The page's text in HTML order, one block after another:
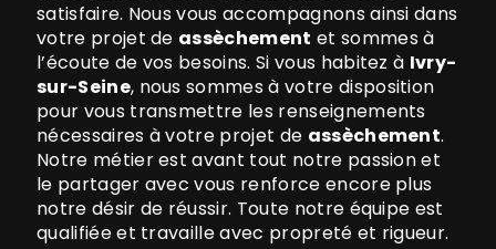
satisfaire. Nous vous accompagnons ainsi dans
votre projet de assèchement et sommes à
l’écoute de vos besoins. Si vous habitez à Ivry-
sur-Seine, nous sommes à votre disposition
pour vous transmettre les renseignements
nécessaires à votre projet de assèchement.
Notre métier est avant tout notre passion et
le partager avec vous renforce encore plus
notre désir de réussir. Toute notre équipe est
qualifiée et travaille avec propreté et rigueur.